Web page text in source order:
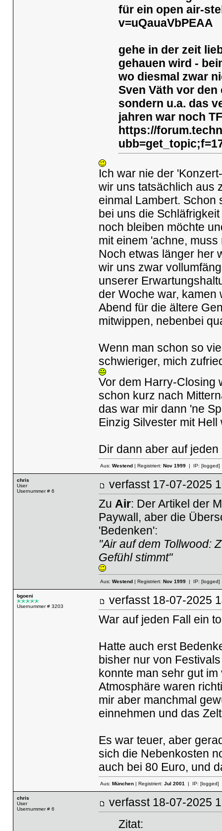
für ein open air-
v=uQauaVbPEAA
gehe in der zeit
gehauen wird -
wo diesmal zwar
Sven Väth vor
sondern u.a. das
jahren war noch
https://
Ich war nie der
wir uns tatsächlich aus
einmal Lambert. Schon
bei uns die
noch bleiben möchte
mit einem 'achne,
Noch etwas länger her
wir uns zwar
unserer
der Woche war, kamen
Abend für die ältere
mitwippen, nebenbei
Wenn man schon so
schwieriger, mich
Vor dem Harry-Closing
schon kurz nach
das war mir dann 'ne
Einzig Silvester mit
Dir dann aber auf
Aus: Westend| Registriert: Nov 1999| IP: [logged]
chris
User
Usernummer # 6
verfasst 17-07-
Zu Air: Der Artikel der
Paywall, aber die
'Bedenken':
"Air auf dem Tollwood:
Gefühl stimmt"
Aus: Westend| Registriert: Nov 1999| IP: [logged]
bgoeni
Usernummer # 3203
verfasst 18-07-
War auf jeden Fall ein
Hatte auch erst
bisher nur von
konnte man sehr gut
Atmosphäre waren
mir aber manchmal
einnehmen und das
Es war teuer, aber
sich die Nebenkosten
auch bei 80 Euro, und
Aus: München| Registriert: Jul 2001| IP: [logged]
chris
User
Usernummer # 6
verfasst 18-07-
Zitat: